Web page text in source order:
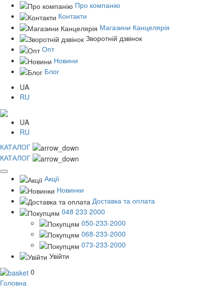
Про компанію
Контакти
Магазини Канцелярія
Зворотній дзвінок
Опт
Новини
Блог
UA
RU
UA
RU
КАТАЛОГ
КАТАЛОГ
Акції
Новинки
Доставка та оплата
048 233 2000
050-233-2000
068-233-2000
073-233-2000
Увійти
0
Головна